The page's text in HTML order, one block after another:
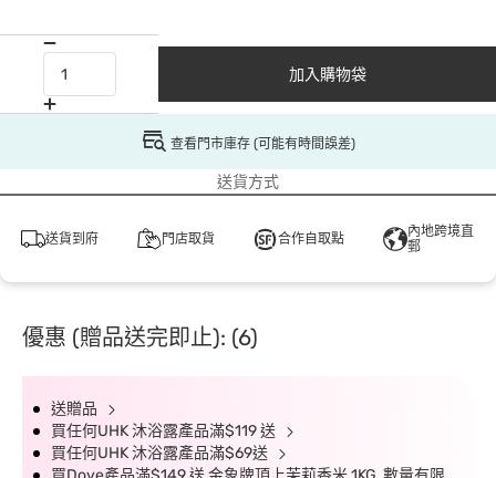
加入購物袋
查看門市庫存 (可能有時間誤差)
送貨方式
送貨到府 門店取貨 合作自取點
內地跨境直
郵
優惠 (贈品送完即止): (6)
送贈品
買任何UHK 沐浴露產品滿$119 送
買任何UHK 沐浴露產品滿$69送